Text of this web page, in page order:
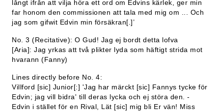
långt ifrån att vilja höra ett ord om Edvins kärlek, ger min
far honom den commissionen att tala med mig om ... Och
jag som gifwit Edvin min försäkran[.]’
No. 3 (Recitative): O Gud! Jag ej bordt detta lofva
[Aria]: Jag yrkas att två plikter lyda som häftigt strida mot
hvarann (Fanny)
Lines directly before No. 4:
Villford [sic] Junior[:] 'Jag har märckt [sic] Fannys tycke för
Edvin; jag vill bidra' till deras lycka och ej störa den. -
Edvin i stället för en Rival, Lät [sic] mig bli Er vän! Miss